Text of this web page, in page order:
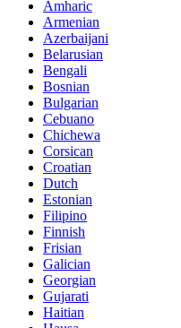
Amharic
Armenian
Azerbaijani
Belarusian
Bengali
Bosnian
Bulgarian
Cebuano
Chichewa
Corsican
Croatian
Dutch
Estonian
Filipino
Finnish
Frisian
Galician
Georgian
Gujarati
Haitian